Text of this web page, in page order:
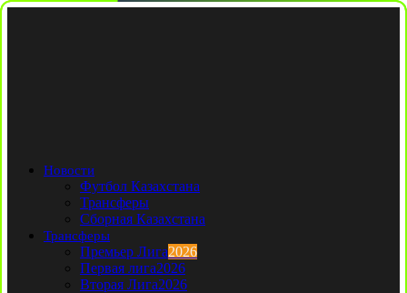
Новости
Футбол Казахстана
Трансферы
Сборная Казахстана
Трансферы
Премьер Лига2026
Первая лига2026
Вторая Лига2026